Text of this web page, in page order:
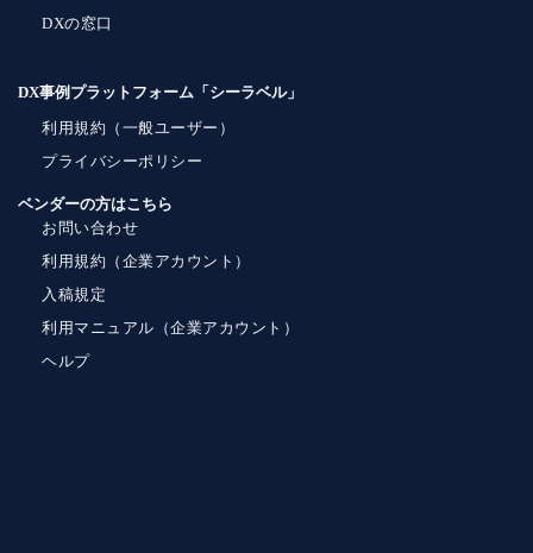
DXの窓口
DX事例プラットフォーム「シーラベル」
利用規約（一般ユーザー）
プライバシーポリシー
ベンダーの方はこちら
お問い合わせ
利用規約（企業アカウント）
入稿規定
利用マニュアル（企業アカウント）
ヘルプ